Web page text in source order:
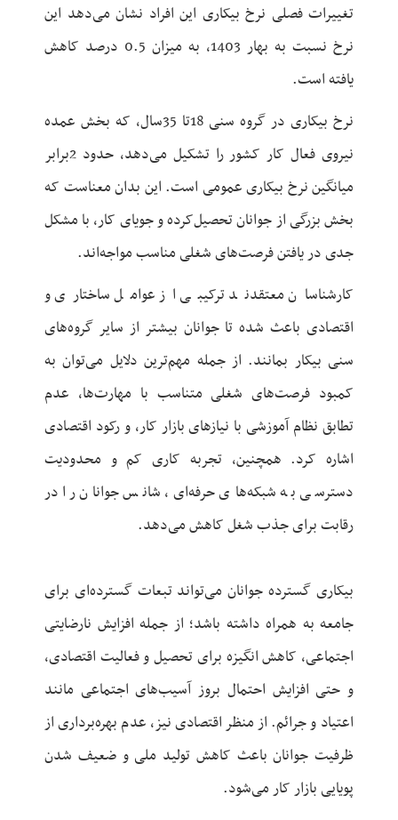
تغییرات فصلی نرخ بیکاری این افراد نشان می‌دهد این
نرخ نسبت به بهار 1403، به میزان 0.5 درصد کاهش
یافته است.
نرخ بیکاری در گروه سنی 18تا 35سال، که بخش عمده
نیروی فعال کار کشور را تشکیل می‌دهد، حدود 2برابر
میانگین نرخ بیکاری عمومی است. این بدان معناست که
بخش بزرگی از جوانان تحصیل‌کرده و جویای کار، با مشکل
جدی در یافتن فرصت‌های شغلی مناسب مواجه‌اند.
کارشناسان معتقدند ترکیبی از عوامل ساختاری و
اقتصادی باعث شده تا جوانان بیشتر از سایر گروه‌های
سنی بیکار بمانند. از جمله مهم‌ترین دلایل می‌توان به
کمبود فرصت‌های شغلی متناسب با مهارت‌ها، عدم
تطابق نظام آموزشی با نیازهای بازار کار، و رکود اقتصادی
اشاره کرد. همچنین، تجربه کاری کم و محدودیت
دسترسی به شبکه‌های حرفه‌ای، شانس جوانان را در
رقابت برای جذب شغل کاهش می‌دهد.
بیکاری گسترده جوانان می‌تواند تبعات گسترده‌ای برای
جامعه به همراه داشته باشد؛ از جمله افزایش نارضایتی
اجتماعی، کاهش انگیزه برای تحصیل و فعالیت اقتصادی،
و حتی افزایش احتمال بروز آسیب‌های اجتماعی مانند
اعتیاد و جرائم. از منظر اقتصادی نیز، عدم بهره‌برداری از
ظرفیت جوانان باعث کاهش تولید ملی و ضعیف شدن
پویایی بازار کار می‌شود.